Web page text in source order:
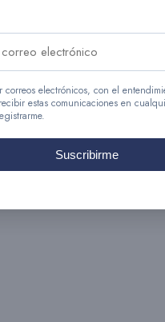
correos electrónicos, con el
estas comunicaciones en
Suscribirme